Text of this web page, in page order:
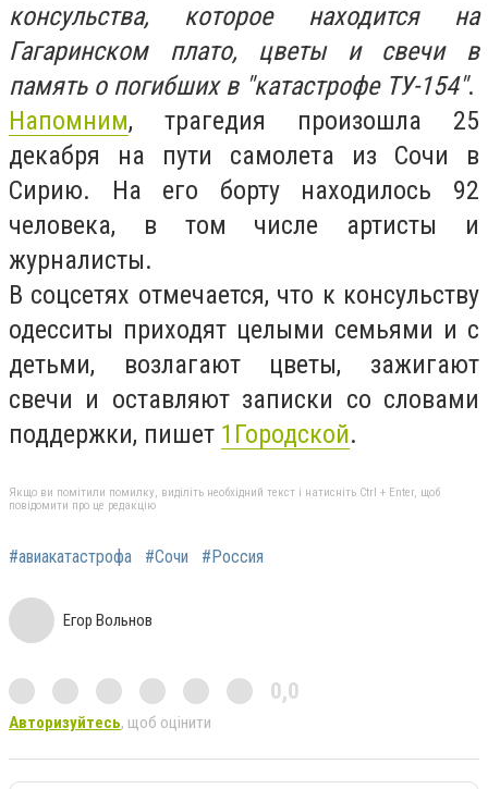
консульства, которое находится на
Гагаринском плато, цветы и свечи в
память о погибших в "катастрофе ТУ-154".
Напомним, трагедия произошла 25
декабря на пути самолета из Сочи в
Сирию. На его борту находилось 92
человека, в том числе артисты и
журналисты.
В соцсетях отмечается, что к консульству
одесситы приходят целыми семьями и с
детьми, возлагают цветы, зажигают
свечи и оставляют записки со словами
поддержки, пишет 1Городской.
Якщо ви помітили помилку, виділіть необхідний текст і натисніть Ctrl + Enter, щоб
повідомити про це редакцію
#авиакатастрофа #Сочи #Россия
Егор Вольнов
0,0
Авторизуйтесь, щоб оцінити